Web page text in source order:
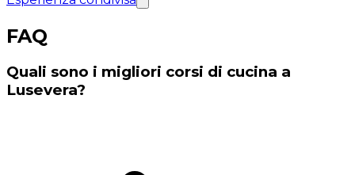
FAQ
Quali sono i migliori corsi di cucina a
Lusevera?